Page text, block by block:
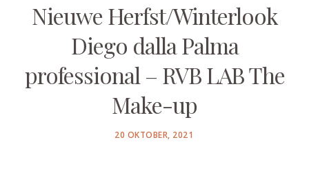
Nieuwe Herfst/Winterlook
Diego dalla Palma
professional – RVB LAB The
Make-up
POSTED
20 OKTOBER, 2021